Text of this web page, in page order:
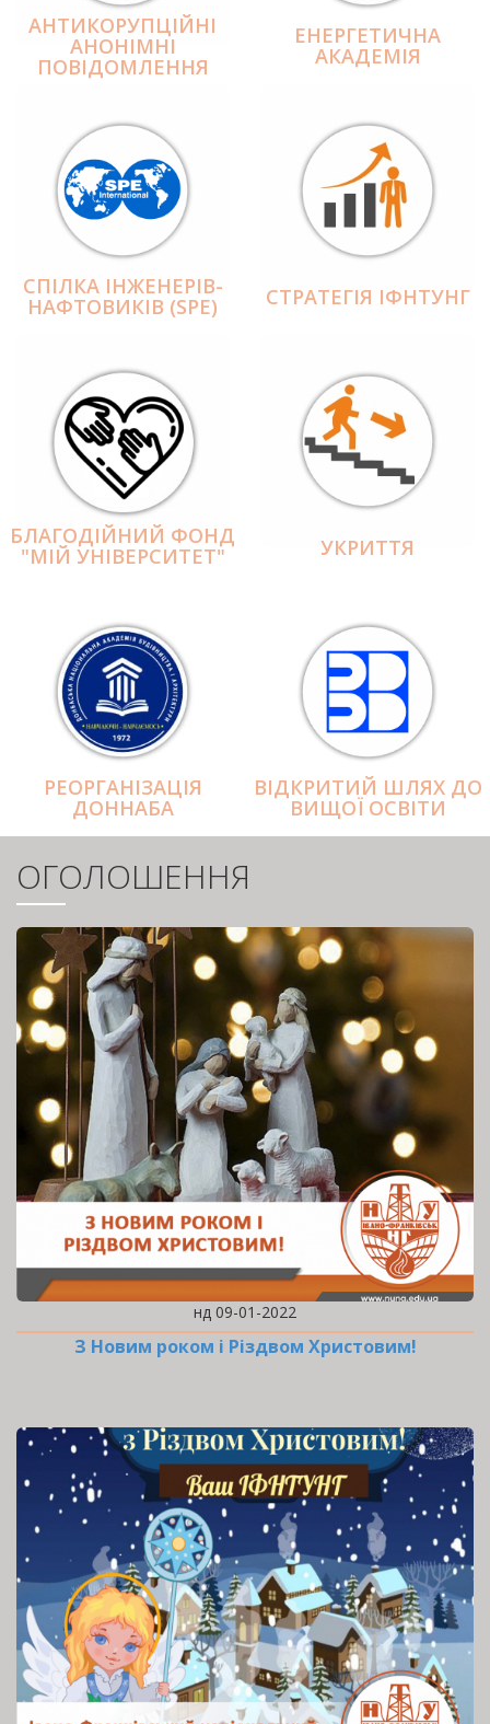
АНТИКОРУПЦІЙНІ
АНОНІМНІ
ПОВІДОМЛЕННЯ
ЕНЕРГЕТИЧНА
АКАДЕМІЯ
СПІЛКА ІНЖЕНЕРІВ-
НАФТОВИКІВ (SPE) СТРАТЕГІЯ ІФНТУНГ
БЛАГОДІЙНИЙ ФОНД
"МІЙ УНІВЕРСИТЕТ" УКРИТТЯ
РЕОРГАНІЗАЦІЯ
ДОННАБА
ВІДКРИТИЙ ШЛЯХ ДО
ВИЩОЇ ОСВІТИ
ОГОЛОШЕННЯ
нд 09-01-2022
З Новим роком і Різдвом Христовим!